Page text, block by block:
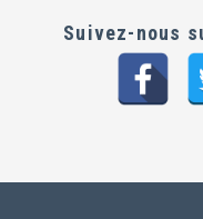
Suivez-nous